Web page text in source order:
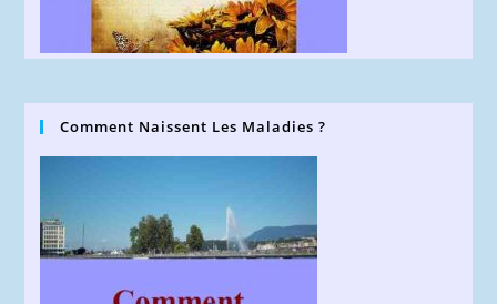
Comment Naissent Les Maladies ?